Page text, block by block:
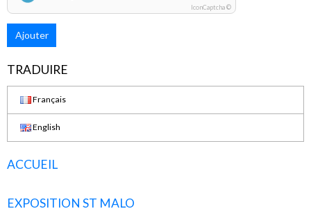
IconCaptcha ©
Ajouter
TRADUIRE
Français
English
ACCUEIL
EXPOSITION ST MALO